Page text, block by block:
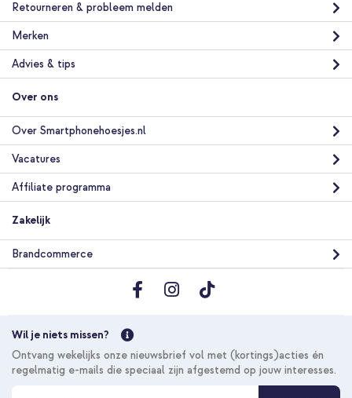
10% korting
€ 47,98
Gratis verzending € 44,98
In winkelmandje
Gratis
verzending
(2025) 11 inch A16 / iPad 10 (2022) 10.9 inch - Roze + Graphite
stylus pen voor Apple iPad - Zwart
10% korting
Retourneren & probleem melden
Merken
Advies & tips
Over ons
Over Smartphonehoesjes.nl
Vacatures
Affiliate programma
Zakelijk
Brandcommerce
Wil je niets missen?
Ontvang wekelijks onze nieuwsbrief vol met (kortings)acties én
regelmatig e-mails die speciaal zijn afgestemd op jouw interesses.